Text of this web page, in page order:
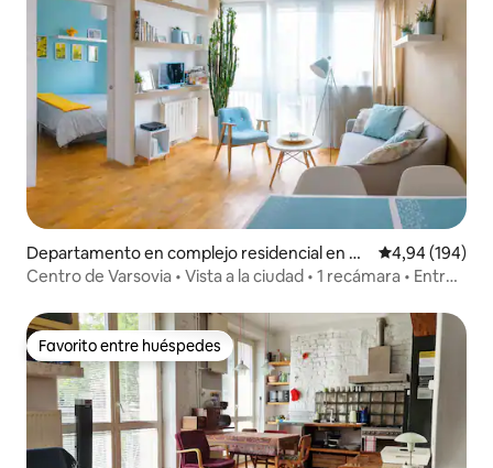
Departamento en complejo residencial en C
entro de la ciudad
Calificación
4,94 (194)
Centro de Varsovia • Vista a la ciudad • 1 recámara • Entre
Favorito entre huéspedes
Favorito entre huéspedes